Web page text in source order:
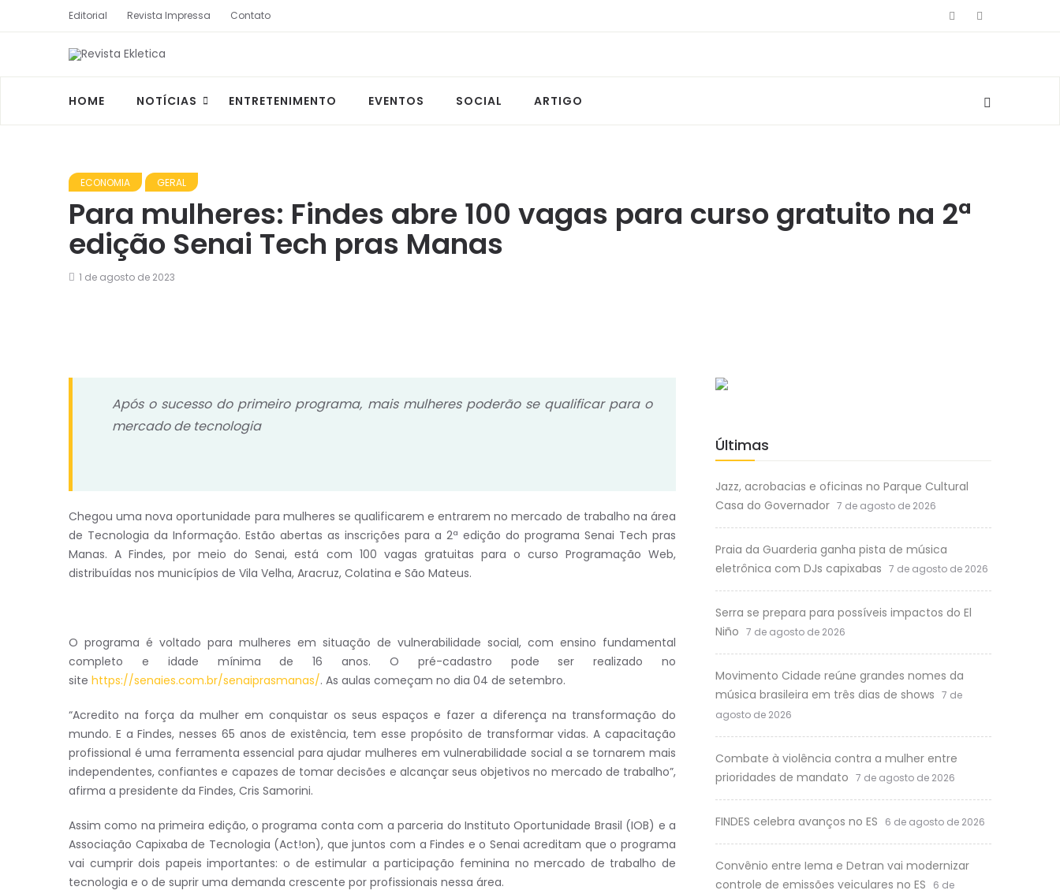
Editorial Revista Impressa Contato
HOME NOTÍCIAS ENTRETENIMENTO EVENTOS SOCIAL ARTIGO
ECONOMIA GERAL
Para mulheres: Findes abre 100 vagas para curso gratuito na 2ª
edição Senai Tech pras Manas
1 de agosto de 2023
Após o sucesso do primeiro programa, mais mulheres poderão se qualificar para o
mercado de tecnologia
Chegou uma nova oportunidade para mulheres se qualificarem e entrarem no mercado de trabalho na área
de Tecnologia da Informação. Estão abertas as inscrições para a 2ª edição do programa Senai Tech pras
Manas. A Findes, por meio do Senai, está com 100 vagas gratuitas para o curso Programação Web,
distribuídas nos municípios de Vila Velha, Aracruz, Colatina e São Mateus.
O programa é voltado para mulheres em situação de vulnerabilidade social, com ensino fundamental
completo e idade mínima de 16 anos. O pré-cadastro pode ser realizado no
site https://senaies.com.br/senaiprasmanas/. As aulas começam no dia 04 de setembro.
“Acredito na força da mulher em conquistar os seus espaços e fazer a diferença na transformação do
mundo. E a Findes, nesses 65 anos de existência, tem esse propósito de transformar vidas. A capacitação
profissional é uma ferramenta essencial para ajudar mulheres em vulnerabilidade social a se tornarem mais
independentes, confiantes e capazes de tomar decisões e alcançar seus objetivos no mercado de trabalho”,
afirma a presidente da Findes, Cris Samorini.
Assim como na primeira edição, o programa conta com a parceria do Instituto Oportunidade Brasil (IOB) e a
Associação Capixaba de Tecnologia (Act!on), que juntos com a Findes e o Senai acreditam que o programa
vai cumprir dois papeis importantes: o de estimular a participação feminina no mercado de trabalho de
tecnologia e o de suprir uma demanda crescente por profissionais nessa área.
Últimas
Jazz, acrobacias e oficinas no Parque Cultural
Casa do Governador 7 de agosto de 2026
Praia da Guarderia ganha pista de música
eletrônica com DJs capixabas 7 de agosto de 2026
Serra se prepara para possíveis impactos do El
Niño 7 de agosto de 2026
Movimento Cidade reúne grandes nomes da
música brasileira em três dias de shows 7 de
agosto de 2026
Combate à violência contra a mulher entre
prioridades de mandato 7 de agosto de 2026
FINDES celebra avanços no ES 6 de agosto de 2026
Convênio entre Iema e Detran vai modernizar
controle de emissões veiculares no ES
6 de